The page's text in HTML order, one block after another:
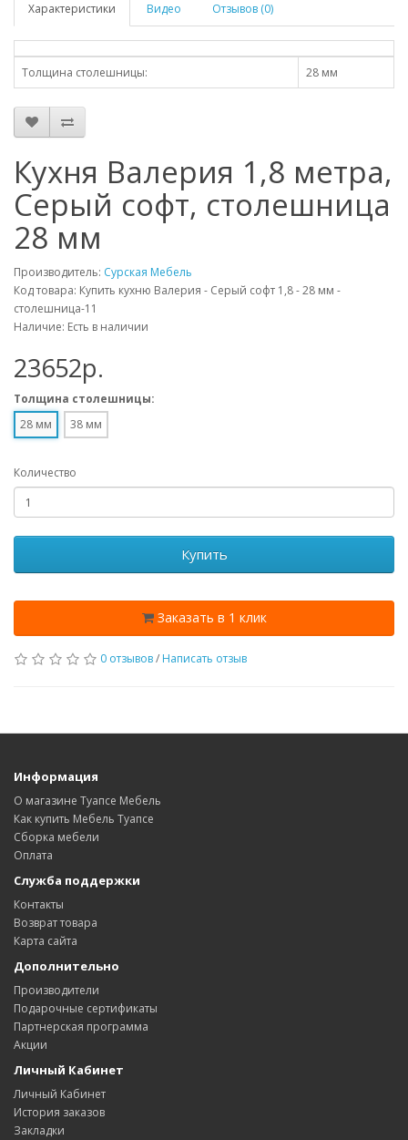
Характеристики Видео Отзывов (0)
Толщина столешницы: 28 мм
Кухня Валерия 1,8 метра,
Серый софт, столешница
28 мм
Производитель: Сурская Мебель
Код товара: Купить кухню Валерия - Серый софт 1,8 - 28 мм -
столешница-11
Наличие: Есть в наличии
23652p.
Толщина столешницы:
28 мм
38 мм
Количество
Купить
Заказать в 1 клик
0 отзывов/ Написать отзыв
Информация
О магазине Туапсе Мебель
Как купить Мебель Туапсе
Сборка мебели
Оплата
Служба поддержки
Контакты
Возврат товара
Карта сайта
Дополнительно
Производители
Подарочные сертификаты
Партнерская программа
Акции
Личный Кабинет
Личный Кабинет
История заказов
Закладки